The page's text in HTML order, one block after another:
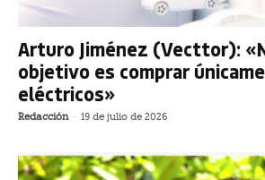
Arturo Jiménez (Vecttor):
objetivo es comprar
eléctricos»
Redacción - 19 de julio de 2026